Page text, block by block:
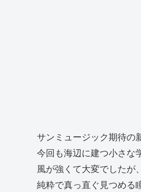
サンミュージック期待の
今回も海辺に建つ小さな
風が強くて大変でしたが
純粋で真っ直ぐ見つめる